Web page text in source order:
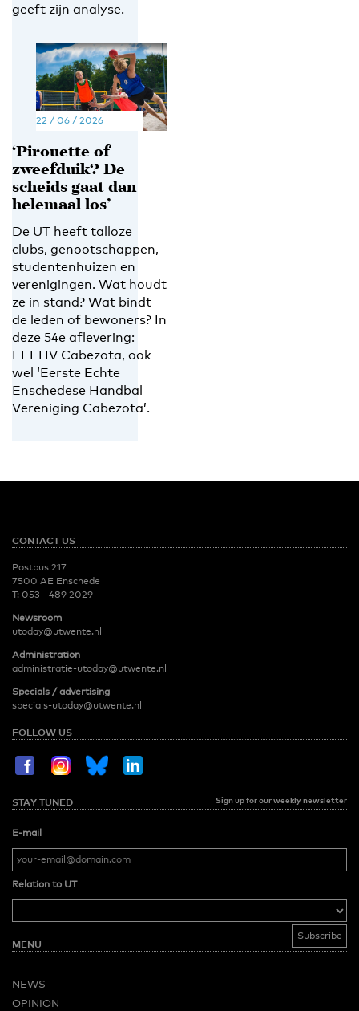
geeft zijn analyse.
22 / 06 / 2026
‘Pirouette of
zweefduik? De
scheids gaat dan
helemaal los’
De UT heeft talloze
clubs, genootschappen,
studentenhuizen en
verenigingen. Wat houdt
ze in stand? Wat bindt
de leden of bewoners? In
deze 54e aflevering:
EEEHV Cabezota, ook
wel ‘Eerste Echte
Enschedese Handbal
Vereniging Cabezota’.
CONTACT US
Postbus 217
7500 AE Enschede
T: 053 - 489 2029
Newsroom
utoday@utwente.nl
Administration
administratie-utoday@utwente.nl
Specials / advertising
specials-utoday@utwente.nl
FOLLOW US
STAY TUNED Sign up for our weekly newsletter
E-mail
Relation to UT
MENU
NEWS
OPINION